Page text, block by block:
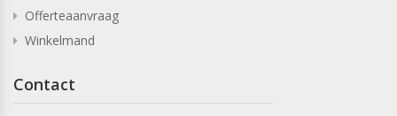
Offerteaanvraag
Winkelmand
Contact